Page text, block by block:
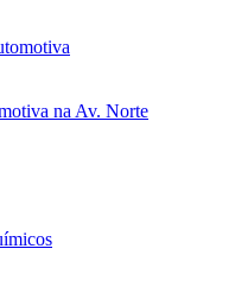
na Av. Norte